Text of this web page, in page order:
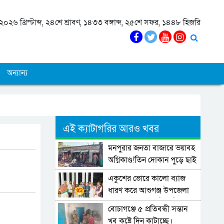
খ্রিস্টাব্দ, ২৪শে শ্রাবণ, ১৪৩৩ বঙ্গাব্দ, ২৫শে সফর, ১৪৪৮ হিজরি
অন্যান্য
এই ক্যাটাগরির আরও খবর
মনপুরার জনতা বাজারে ভয়াবহ
অগ্নিকাণ্ড!তিন দোকান পুড়ে ছাই
একুশের ভোরে কালো ব্যাজ
ধারণ করে আশুগঞ্জ উপজেলা
এনসিপি-র পুষ্পার্ঘ্য অর্পণ ও
শ্রদ্ধা জ্ঞাপন।
বোচাগঞ্জে ৫ প্রতিবন্ধী সন্তান
খুব কষ্টে দিন কাটাচ্ছে।